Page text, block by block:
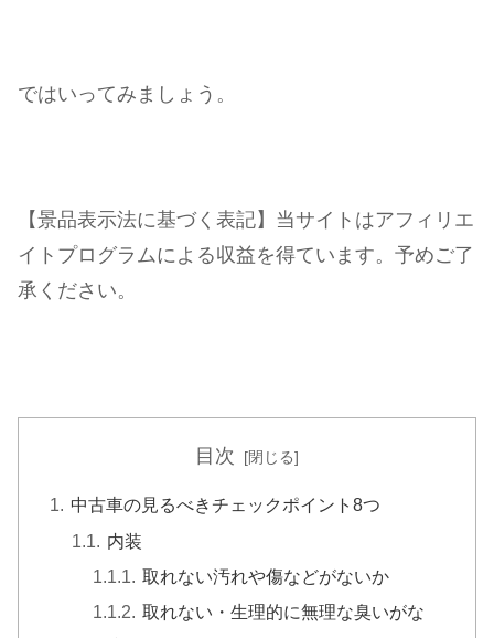
ではいってみましょう。
【景品表示法に基づく表記】当サイトはアフィリエ
イトプログラムによる収益を得ています。予めご了
承ください。
目次
中古車の見るべきチェックポイント8つ
内装
取れない汚れや傷などがないか
取れない・生理的に無理な臭いがな